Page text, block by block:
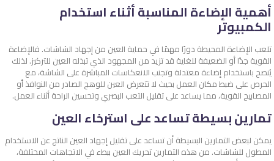
أهمية الإضاءة المناسبة أثناء استخدام
الكمبيوتر
تلعب الإضاءة المحيطة دورًا مهمًا في حماية العين من إجهاد الشاشات. فالإضاءة
القوية جدًا أو الضعيفة للغاية قد تزيد من المجهود الذي تبذله العين للتركيز. لذلك
يُنصح باستخدام إضاءة معتدلة وتجنب الانعكاسات المباشرة على الشاشة، مع
الحرص على ضبط مكان العمل بحيث لا تتعرض العين للوهج الصادر من النوافذ أو
المصابيح القوية، مما يساعد على تقليل التعب البصري وتحسين الراحة أثناء العمل.
تمارين بسيطة تساعد على استرخاء العين
يمكن لبعض التمارين البسيطة أن تساعد على تقليل إجهاد العين الناتج عن الاستخدام
المطول للشاشات. من هذه التمارين تحريك العين ببطء في الاتجاهات المختلفة،